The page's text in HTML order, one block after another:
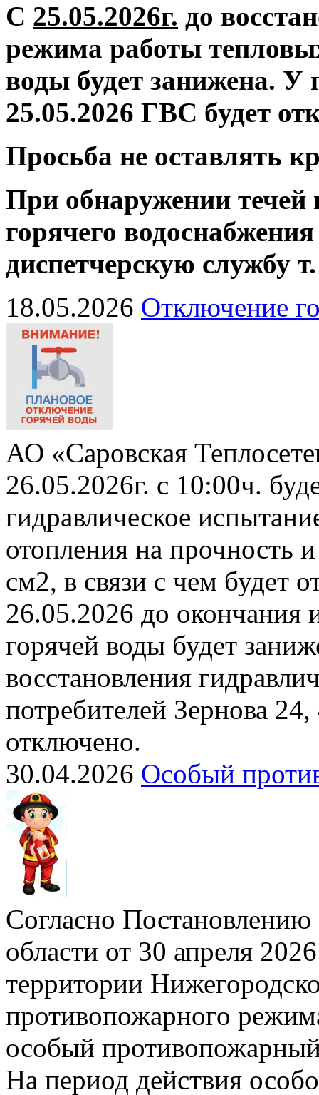
С 25.05.2026г. до
режима работы
воды будет занижена. У
25.05.2026 ГВС будет
Просьба не оставлять
При обнаружении течей
горячего
диспетчерскую службу
18.05.2026 Отключение
АО «Саровская
26.05.2026г. с 10:00ч.
гидравлическое
отопления на прочность
см2, в связи с чем будет
26.05.2026 до окончания
горячей воды будет
восстановления
потребителей Зернова
отключено.
30.04.2026 Особый
Согласно
области от 30 апреля
территории
противопожарного
особый
На период действия